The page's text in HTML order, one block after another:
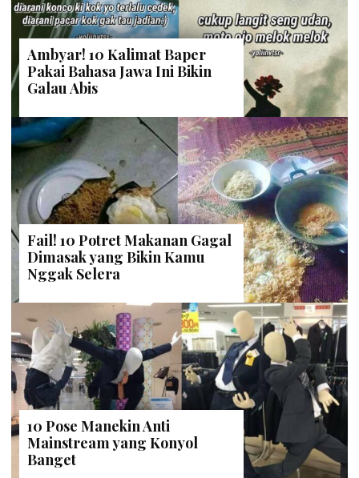
Ambyar! 10 Kalimat Baper
Pakai Bahasa Jawa Ini Bikin
Galau Abis
Fail! 10 Potret Makanan Gagal
Dimasak yang Bikin Kamu
Nggak Selera
10 Pose Manekin Anti
Mainstream yang Konyol
Banget